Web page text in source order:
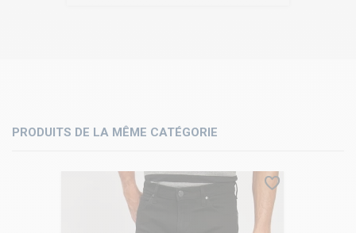
PRODUITS DE LA MÊME CATÉGORIE